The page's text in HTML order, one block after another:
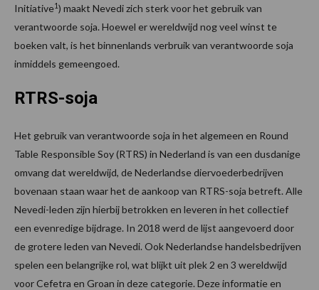
Initiative1) maakt Nevedi zich sterk voor het gebruik van
verantwoorde soja. Hoewel er wereldwijd nog veel winst te
boeken valt, is het binnenlands verbruik van verantwoorde soja
inmiddels gemeengoed.
RTRS-soja
Het gebruik van verantwoorde soja in het algemeen en Round
Table Responsible Soy (RTRS) in Nederland is van een dusdanige
omvang dat wereldwijd, de Nederlandse diervoederbedrijven
bovenaan staan waar het de aankoop van RTRS-soja betreft. Alle
Nevedi-leden zijn hierbij betrokken en leveren in het collectief
een evenredige bijdrage. In 2018 werd de lijst aangevoerd door
de grotere leden van Nevedi. Ook Nederlandse handelsbedrijven
spelen een belangrijke rol, wat blijkt uit plek 2 en 3 wereldwijd
voor Cefetra en Groan in deze categorie. Deze informatie en